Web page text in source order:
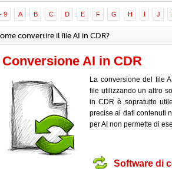
9 A B C D E F G H I J
convertire il file AI in CDR?
Conversione AI in CDR
La conversione del file
file utilizzando un altro
in CDR è sopratutto
precise ai dati contenuti
per AI non permette di
Software di